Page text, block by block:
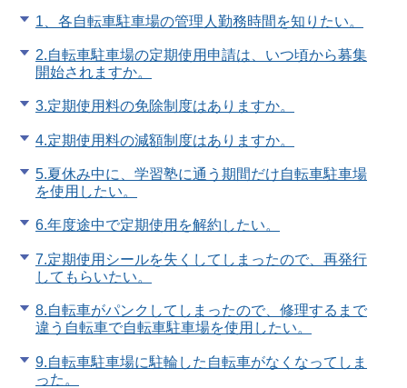
1、各自転車駐車場の管理人勤務時間を知りたい。
2.自転車駐車場の定期使用申請は、いつ頃から募集
開始されますか。
3.定期使用料の免除制度はありますか。
4.定期使用料の減額制度はありますか。
5.夏休み中に、学習塾に通う期間だけ自転車駐車場
を使用したい。
6.年度途中で定期使用を解約したい。
7.定期使用シールを失くしてしまったので、再発行
してもらいたい。
8.自転車がパンクしてしまったので、修理するまで
違う自転車で自転車駐車場を使用したい。
9.自転車駐車場に駐輪した自転車がなくなってしま
った。